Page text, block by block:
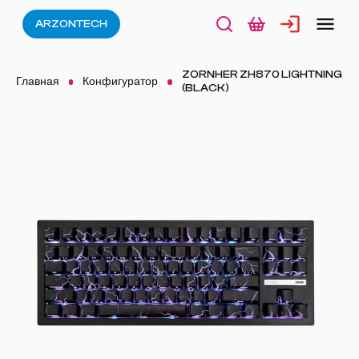
ARZONTECH
Главная Конфигуратор
ZORNHER ZH870 LIGHTNING
(BLACK)